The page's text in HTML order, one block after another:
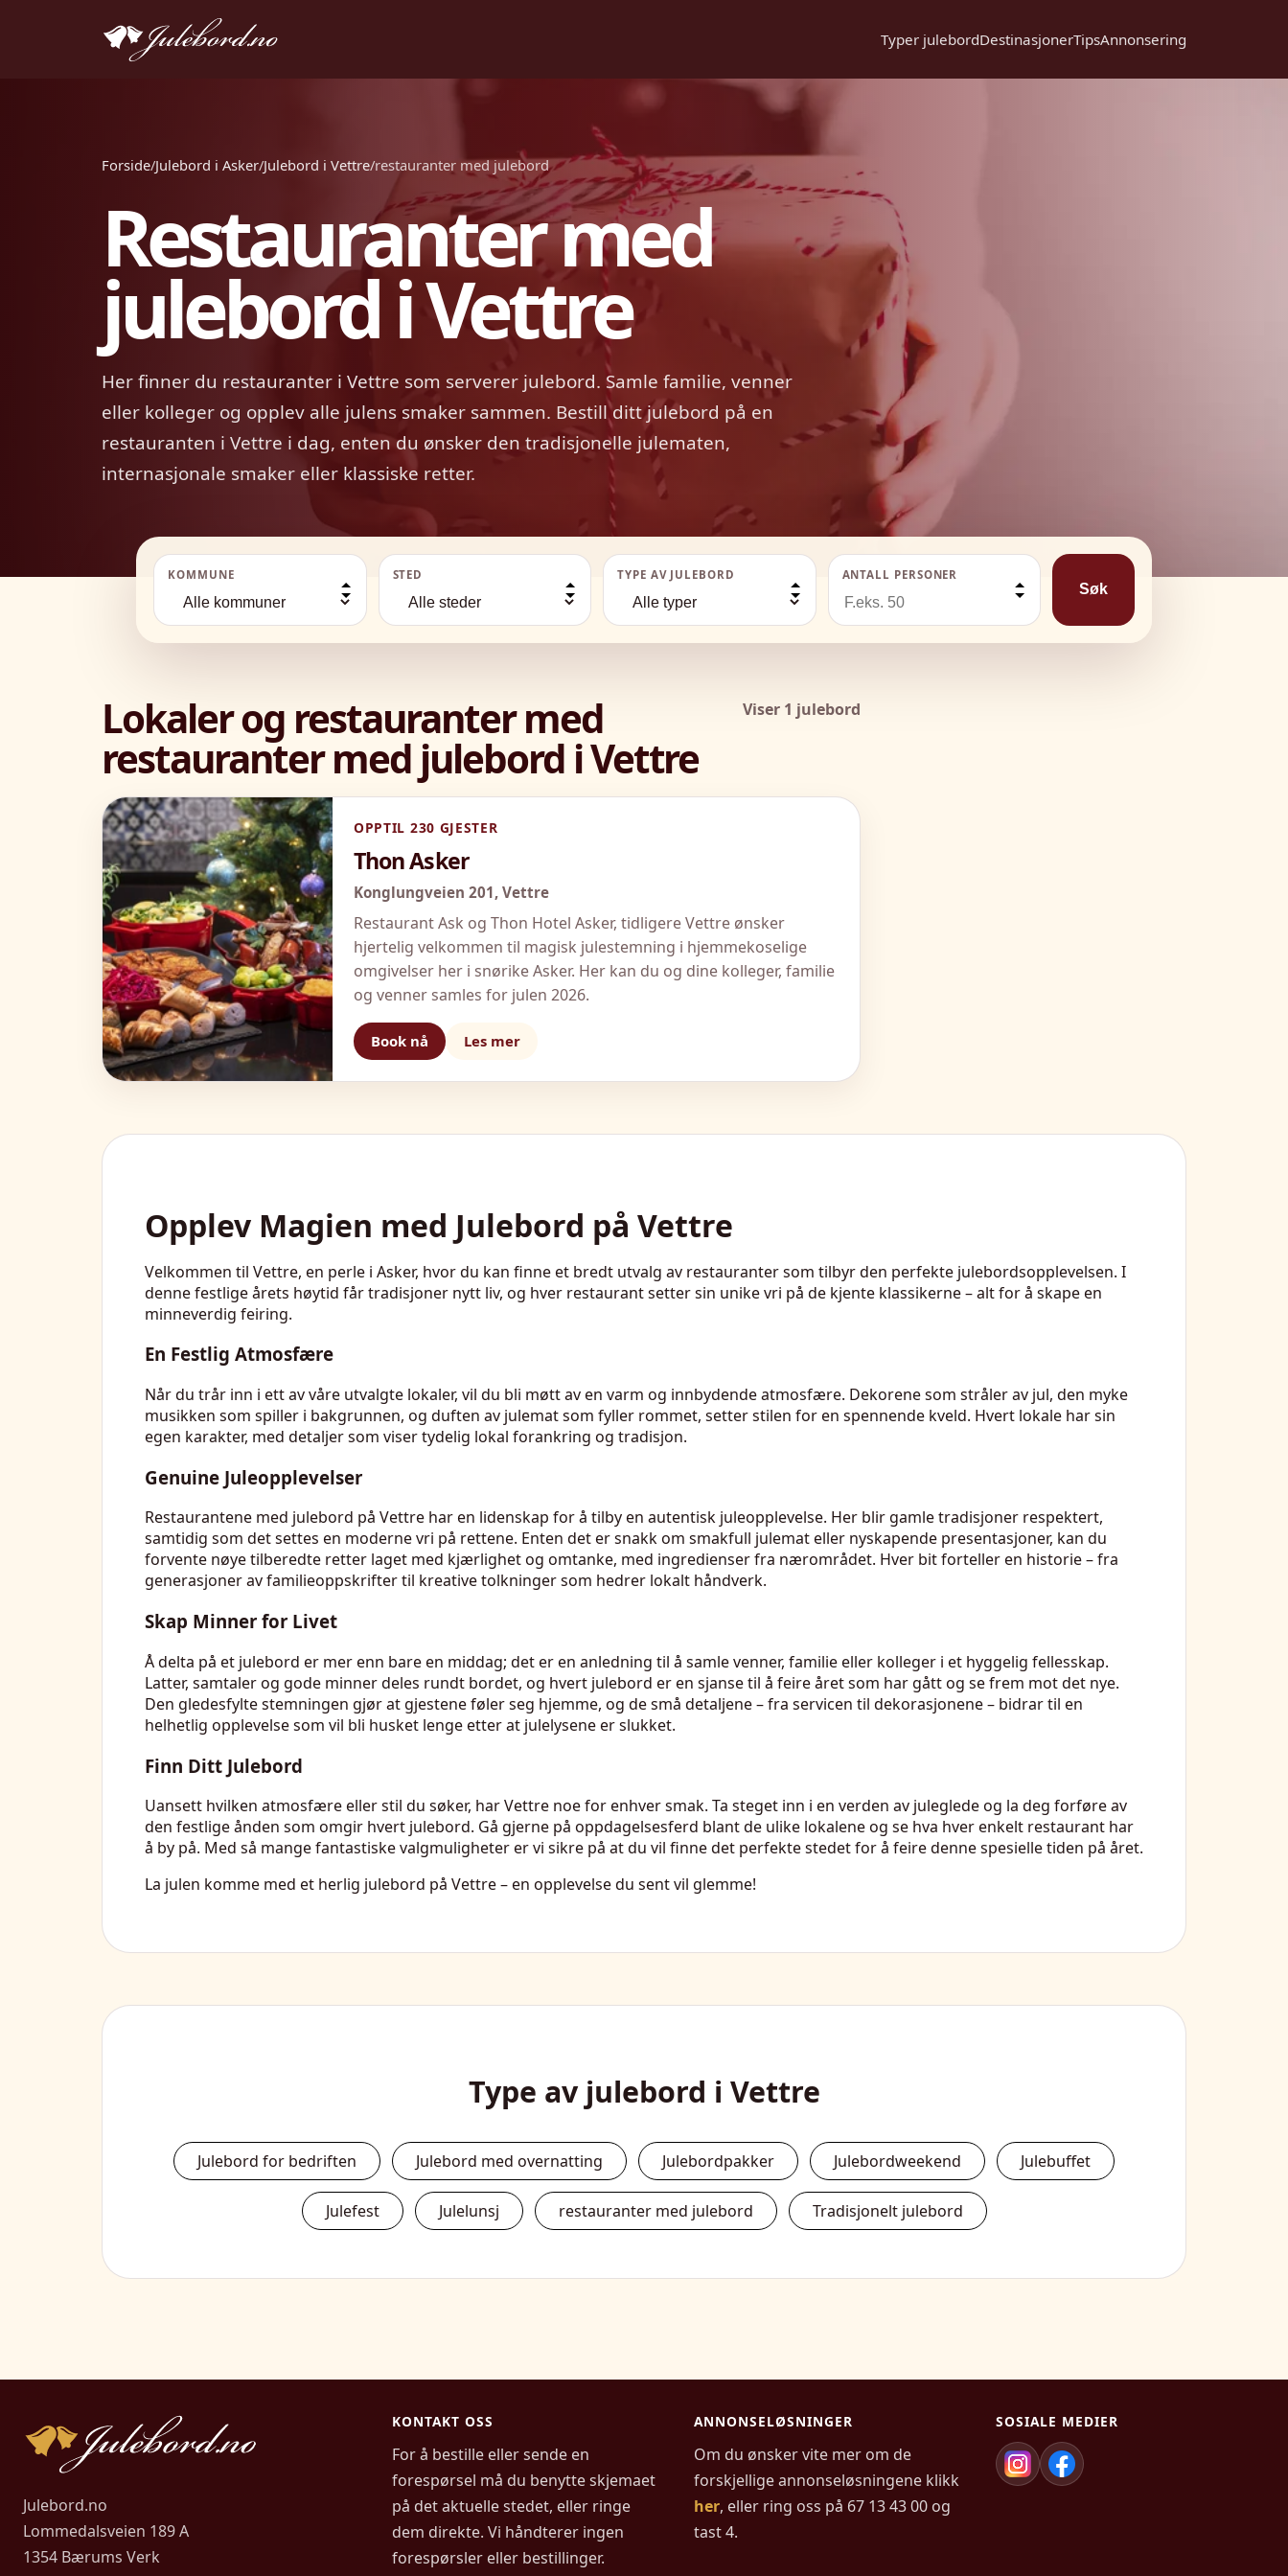
Typer julebordDestinasjonerTipsAnnonsering
Forside/Julebord i Asker/Julebord i Vettre/restauranter med julebord
Restauranter med
julebord i Vettre
Her finner du restauranter i Vettre som serverer julebord. Samle familie, venner
eller kolleger og opplev alle julens smaker sammen. Bestill ditt julebord på en
restauranten i Vettre i dag, enten du ønsker den tradisjonelle julematen,
internasjonale smaker eller klassiske retter.
KOMMUNE STED TYPE AV JULEBORD ANTALL PERSONER
Søk
Lokaler og restauranter med
restauranter med julebord i Vettre
Viser 1 julebord
OPPTIL 230 GJESTER
Thon Asker
Konglungveien 201, Vettre
Restaurant Ask og Thon Hotel Asker, tidligere Vettre ønsker
hjertelig velkommen til magisk julestemning i hjemmekoselige
omgivelser her i snørike Asker. Her kan du og dine kolleger, familie
og venner samles for julen 2026.
Book nå Les mer
Opplev Magien med Julebord på Vettre
Velkommen til Vettre, en perle i Asker, hvor du kan finne et bredt utvalg av restauranter som tilbyr den perfekte julebordsopplevelsen. I
denne festlige årets høytid får tradisjoner nytt liv, og hver restaurant setter sin unike vri på de kjente klassikerne – alt for å skape en
minneverdig feiring.
En Festlig Atmosfære
Når du trår inn i ett av våre utvalgte lokaler, vil du bli møtt av en varm og innbydende atmosfære. Dekorene som stråler av jul, den myke
musikken som spiller i bakgrunnen, og duften av julemat som fyller rommet, setter stilen for en spennende kveld. Hvert lokale har sin
egen karakter, med detaljer som viser tydelig lokal forankring og tradisjon.
Genuine Juleopplevelser
Restaurantene med julebord på Vettre har en lidenskap for å tilby en autentisk juleopplevelse. Her blir gamle tradisjoner respektert,
samtidig som det settes en moderne vri på rettene. Enten det er snakk om smakfull julemat eller nyskapende presentasjoner, kan du
forvente nøye tilberedte retter laget med kjærlighet og omtanke, med ingredienser fra nærområdet. Hver bit forteller en historie – fra
generasjoner av familieoppskrifter til kreative tolkninger som hedrer lokalt håndverk.
Skap Minner for Livet
Å delta på et julebord er mer enn bare en middag; det er en anledning til å samle venner, familie eller kolleger i et hyggelig fellesskap.
Latter, samtaler og gode minner deles rundt bordet, og hvert julebord er en sjanse til å feire året som har gått og se frem mot det nye.
Den gledesfylte stemningen gjør at gjestene føler seg hjemme, og de små detaljene – fra servicen til dekorasjonene – bidrar til en
helhetlig opplevelse som vil bli husket lenge etter at julelysene er slukket.
Finn Ditt Julebord
Uansett hvilken atmosfære eller stil du søker, har Vettre noe for enhver smak. Ta steget inn i en verden av juleglede og la deg forføre av
den festlige ånden som omgir hvert julebord. Gå gjerne på oppdagelsesferd blant de ulike lokalene og se hva hver enkelt restaurant har
å by på. Med så mange fantastiske valgmuligheter er vi sikre på at du vil finne det perfekte stedet for å feire denne spesielle tiden på året.
La julen komme med et herlig julebord på Vettre – en opplevelse du sent vil glemme!
Type av julebord i Vettre
Julebord for bedriften Julebord med overnatting Julebordpakker Julebordweekend Julebuffet
Julefest Julelunsj restauranter med julebord Tradisjonelt julebord
Julebord.no
Lommedalsveien 189 A
1354 Bærums Verk
KONTAKT OSS
For å bestille eller sende en
forespørsel må du benytte skjemaet
på det aktuelle stedet, eller ringe
dem direkte. Vi håndterer ingen
forespørsler eller bestillinger.
ANNONSELØSNINGER
Om du ønsker vite mer om de
forskjellige annonseløsningene klikk
her, eller ring oss på 67 13 43 00 og
tast 4.
SOSIALE MEDIER